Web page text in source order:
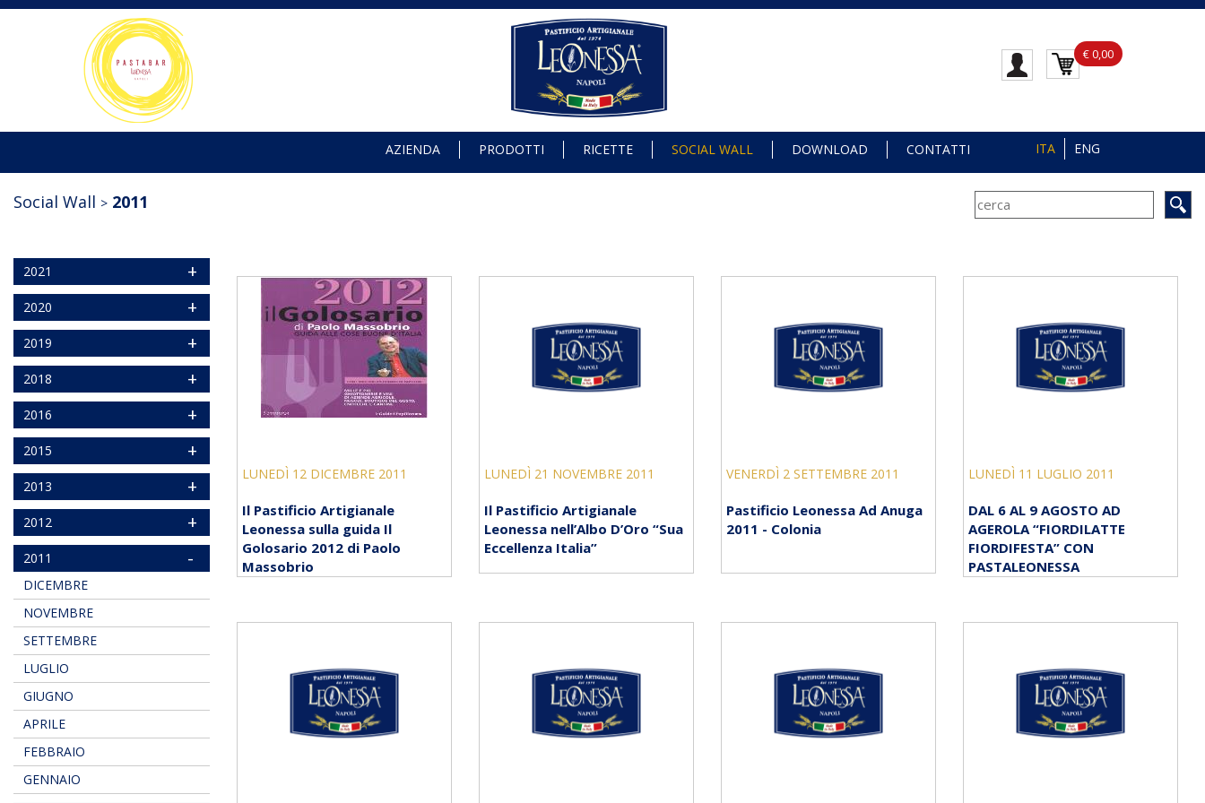
€ 0,00
AZIENDA PRODOTTI RICETTE SOCIAL WALL DOWNLOAD CONTATTI ITA ENG
Social Wall 2011
2021 +
2020 +
2019 +
2018 +
2016 +
2015 +
2013 +
2012 +
2011 -
DICEMBRE
NOVEMBRE
SETTEMBRE
LUGLIO
GIUGNO
APRILE
FEBBRAIO
GENNAIO
LUNEDÌ 12 DICEMBRE 2011
Il Pastificio Artigianale
Leonessa sulla guida Il
Golosario 2012 di Paolo
Massobrio
LUNEDÌ 21 NOVEMBRE 2011
Il Pastificio Artigianale
Leonessa nell’Albo D’Oro “Sua
Eccellenza Italia”
VENERDÌ 2 SETTEMBRE 2011
Pastificio Leonessa Ad Anuga
2011 - Colonia
LUNEDÌ 11 LUGLIO 2011
DAL 6 AL 9 AGOSTO AD
AGEROLA “FIORDILATTE
FIORDIFESTA” CON
PASTALEONESSA